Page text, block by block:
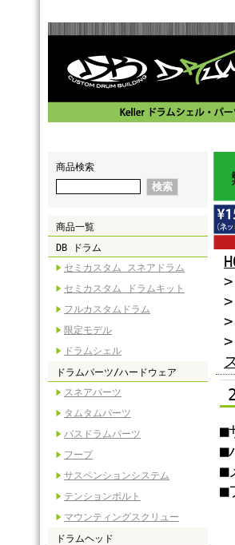
商品検索
商品一覧
DB ドラム
セミカスタム スネアドラム
セミカスタム ドラムキット
フルカスタムドラム
限定モデル
ドラムシェル
ドラムパーツ/ハードウェア
スネアパーツ
タムタムパーツ
バスドラムパーツ
フープ
サスペンションシステム
テンションボルト
マウンティングスクリュー
ドラムヘッド
>
>
>
>
■
■
■
■